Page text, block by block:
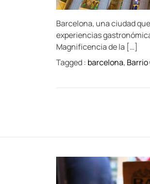
Barcelona, una ciudad
experiencias
Magnificencia de la […]
Tagged : barcelona,